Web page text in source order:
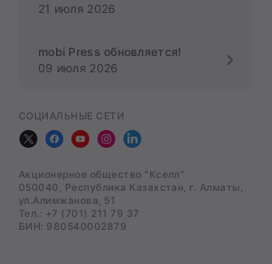
21 июля 2026
mobi Press обновляется!
09 июля 2026
СОЦИАЛЬНЫЕ СЕТИ
Акционерное общество "Кселл"
050040, Республика Казахстан, г. Алматы,
ул.Алимжанова, 51
Тел.: +7 (701) 211 79 37
БИН: 980540002879